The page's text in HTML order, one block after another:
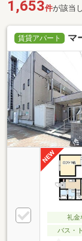
1,653件が該当
賃貸アパート マ
礼金
バス・